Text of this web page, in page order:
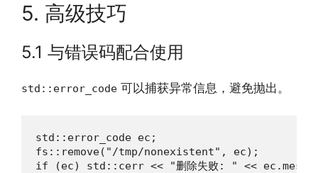
5. 高级技巧
5.1 与错误码配合使用
std::error_code 可以捕获异常信息，避免抛出。
std::error_code ec;
fs::remove("/tmp/nonexistent", ec);
if (ec) std::cerr << "删除失败: " <<